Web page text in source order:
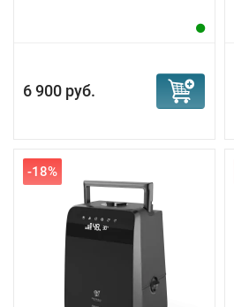
6 900 руб.
-18%